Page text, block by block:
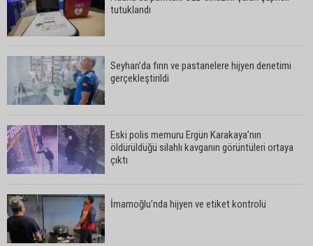
tutuklandı
Seyhan’da fırın ve pastanelere hijyen denetimi
gerçekleştirildi
Eski polis memuru Ergün Karakaya’nın
öldürüldüğü silahlı kavganın görüntüleri ortaya
çıktı
İmamoğlu’nda hijyen ve etiket kontrolü